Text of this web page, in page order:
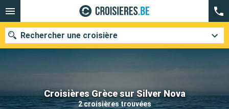
Croisières Grèce sur Silver Nova
2 croisières trouvées
Rechercher une croisière
Nos destinations